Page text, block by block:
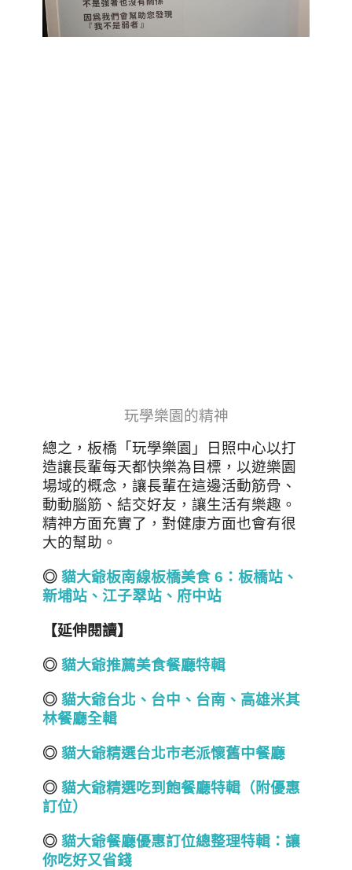
玩學樂園的精神
總之，板橋「玩學樂園」日照中心以打
造讓長輩每天都快樂為目標，以遊樂園
場域的概念，讓長輩在這邊活動筋骨、
動動腦筋、結交好友，讓生活有樂趣。
精神方面充實了，對健康方面也會有很
大的幫助。
◎ 貓大爺板南線板橋美食 6 ：板橋站、
新埔站、江子翠站、府中站
【延伸閱讀】
◎ 貓大爺推薦美食餐廳特輯
◎ 貓大爺台北 、 台中 、 台南 、 高雄米其
林餐廳全輯
◎ 貓大爺精選台北市老派懷舊中餐廳
◎ 貓大爺精選吃到飽餐廳特輯（附優惠
訂位）
◎ 貓大爺餐廳優惠訂位總整理特輯：讓
你吃好又省錢